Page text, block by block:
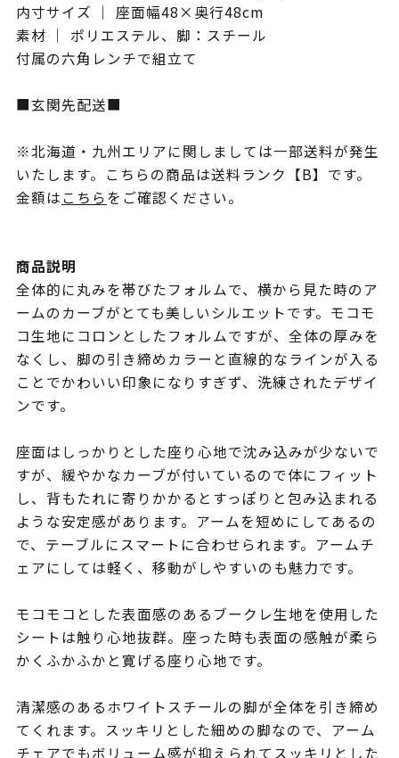
内寸サイズ ｜ 座面幅48×奥行48cm
素材 ｜ ポリエステル、脚：スチール
付属の六角レンチで組立て
■玄関先配送■
※北海道・九州エリアに関しましては一部送料が発生
いたします。こちらの商品は送料ランク【B】です。
金額はこちらをご確認ください。
商品説明
全体的に丸みを帯びたフォルムで、横から見た時のア
ームのカーブがとても美しいシルエットです。モコモ
コ生地にコロンとしたフォルムですが、全体の厚みを
なくし、脚の引き締めカラーと直線的なラインが入る
ことでかわいい印象になりすぎず、洗練されたデザイ
ンです。
座面はしっかりとした座り心地で沈み込みが少ないで
すが、緩やかなカーブが付いているので体にフィット
し、背もたれに寄りかかるとすっぽりと包み込まれる
ような安定感があります。アームを短めにしてあるの
で、テーブルにスマートに合わせられます。アームチ
ェアにしては軽く、移動がしやすいのも魅力です。
モコモコとした表面感のあるブークレ生地を使用した
シートは触り心地抜群。座った時も表面の感触が柔ら
かくふかふかと寛げる座り心地です。
清潔感のあるホワイトスチールの脚が全体を引き締め
てくれます。スッキリとした細めの脚なので、アーム
チェアでもボリューム感が抑えられてスッキリとした